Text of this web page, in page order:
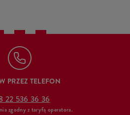
PRZEZ TELEFON
22 536 36 36
zgodny z taryfą operatora.